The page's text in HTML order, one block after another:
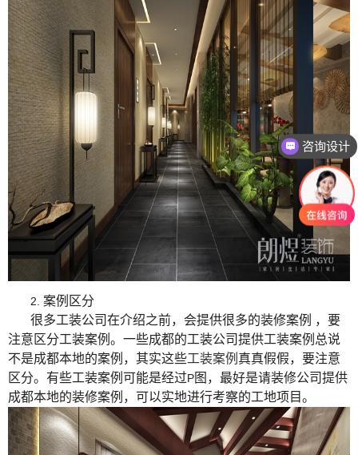
2. 案例区分
很多工装公司在介绍之前，会提供很多的装修案例 ，要
注意区分工装案例。一些成都的工装公司提供工装案例总说
不是成都本地的案例，其实这些工装案例 真真假假，要注意
区分。有些工装案例可能是经过P图，最好是请装修公司提供
成都本地的装修案例，可以实地进行考察的工地项目。
咨询设计